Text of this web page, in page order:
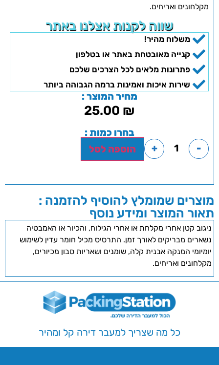
מקלחונים ואריחים.
שווה לקנות אצלנו באתר
משלוח מהיר!
קנייה מאובטחת באתר או בטלפון
פתרונות מלאים לכל הצרכים שלכם
שירות איכות ואמינות ברמה הגבוהה ביותר
מחיר המוצר :
25.00 ₪
בחרו כמות :
-
+ הוספה לסל
מוצרים שמומלץ להוסיף להזמנה :
תאור המוצר ומידע נוסף
ניגוב קטן אחרי מקלחת או אחרי הגילוח, והכיור או האמבטיה
נשארים מבריקים לאורך זמן. התרסיס מכיל חומר עדין לשימוש
יומיומי המנקה אבנית קלה, שומנים ושאריות סבון מכיורים,
מקלחונים ואריחים.
כל מה שצריך למעבר דירה קל ומהיר